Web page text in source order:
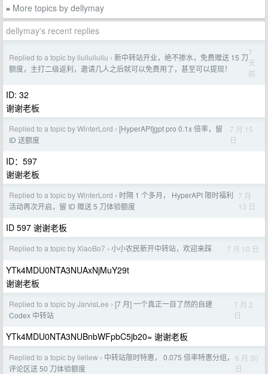
» More topics by dellymay
dellymay's recent replies
Replied to a topic by liuliuliuliu › 新中转站开业，绝不掺水，免费赠送 15 刀
额度，主打二级返利，邀请几人之后就可以免费用了，甚至可以提现！
7
天
前
ID: 32
谢谢老板
Replied to a topic by WinterLord › [HyperAPI]gpt pro 0.1x 倍率，留
ID 送额度
7 月 15
日
ID：597
谢谢老板
Replied to a topic by WinterLord › 时隔 1 个多月， HyperAPI 限时福利
活动再次开启，留 ID 赠送 5 刀体验额度
7 月
13 日
ID 597 谢谢老板
Replied to a topic by XiaoBo7 › 小小农民新开中转站，欢迎来踩 7 月 10 日
YTk4MDU0NTA3NUAxNjMuY29t
谢谢老板
Replied to a topic by JarvisLee › [7 月] 一个真正一目了然的自建
Codex 中转站
7 月 2
日
YTk4MDU0NTA3NUBnbWFpbC5jb20= 谢谢老板
Replied to a topic by lieliew › 中转站限时特惠， 0.075 倍率特惠分组，
评论区送 50 刀体验额度
6 月 30
日